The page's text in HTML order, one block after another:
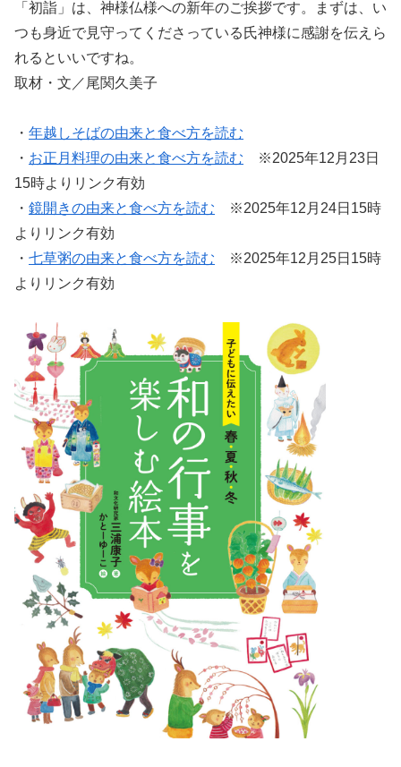
「初詣」は、神様仏様への新年のご挨拶です。まずは、い
つも身近で見守ってくださっている氏神様に感謝を伝えら
れるといいですね。
取材・文／尾関久美子
・ 年越しそばの由来と食べ方を読む
・ お正月料理の由来と食べ方を読む ※2025年12月23日
15時よりリンク有効
・ 鏡開きの由来と食べ方を読む ※2025年12月24日15時
よりリンク有効
・ 七草粥の由来と食べ方を読む ※2025年12月25日15時
よりリンク有効